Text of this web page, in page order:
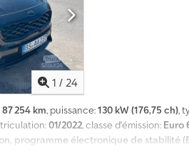
1 / 24
87 254 km, puissance:130 kW (176,75 ch),
01/2022, classe d'émission: Euro
programme électronique de stabilité
m
a
n